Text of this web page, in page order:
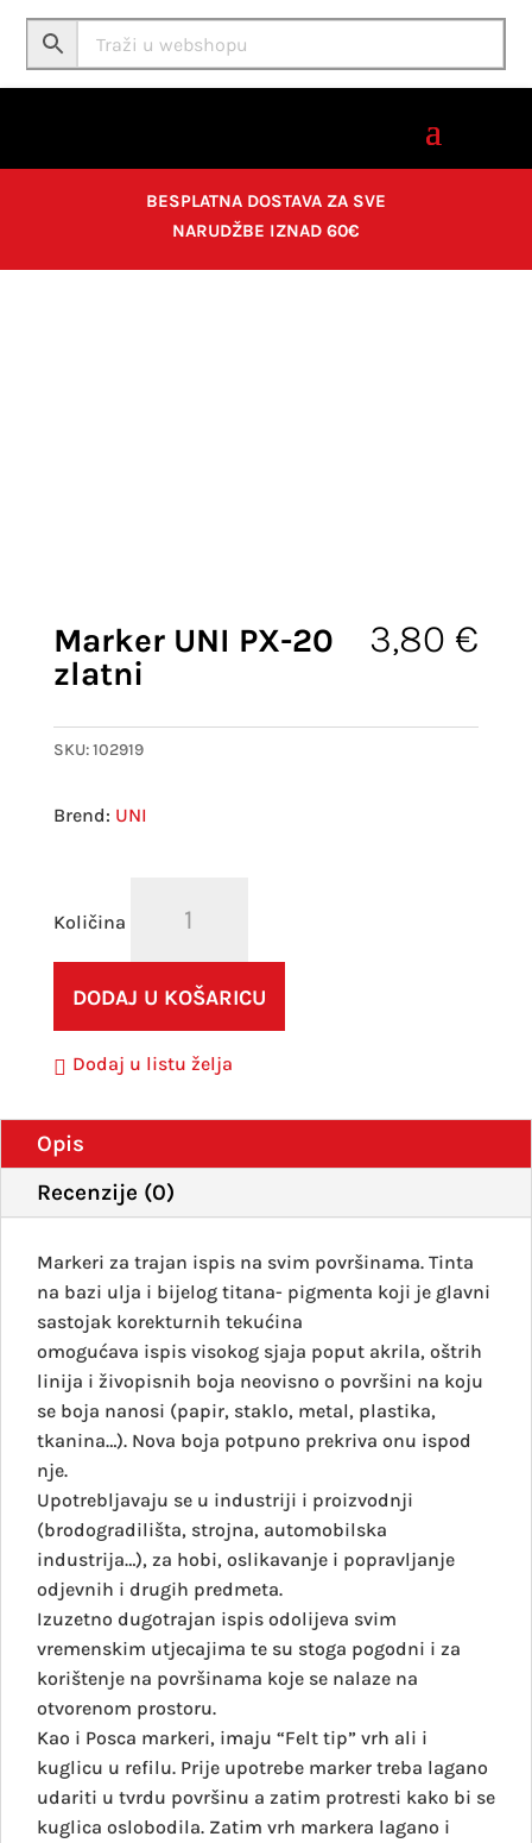
BESPLATNA DOSTAVA ZA SVE
NARUDŽBE IZNAD 60€
Marker UNI PX-20
zlatni
3,80 €
SKU:102919
UNI
zlatni
količina
DODAJ U KOŠARICU
Dodaj u listu želja
Opis
Recenzije (0)
Markeri za trajan ispis na svim površinama. Tinta
na bazi ulja i bijelog titana- pigmenta koji je glavni
sastojak korekturnih tekućina
omogućava ispis visokog sjaja poput akrila, oštrih
linija i živopisnih boja neovisno o površini na koju
se boja nanosi (papir, staklo, metal, plastika,
tkanina…). Nova boja potpuno prekriva onu ispod
nje.
Upotrebljavaju se u industriji i proizvodnji
(brodogradilišta, strojna, automobilska
industrija…), za hobi, oslikavanje i popravljanje
odjevnih i drugih predmeta.
Izuzetno dugotrajan ispis odolijeva svim
vremenskim utjecajima te su stoga pogodni i za
korištenje na površinama koje se nalaze na
otvorenom prostoru.
Kao i Posca markeri, imaju “Felt tip” vrh ali i
kuglicu u refilu. Prije upotrebe marker treba lagano
udariti u tvrdu površinu a zatim protresti kako bi se
kuglica oslobodila. Zatim vrh markera lagano i